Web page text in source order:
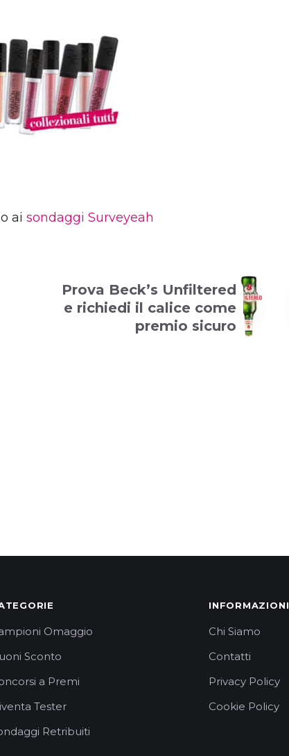
ai sondaggi Surveyeah
Prova Beck’s Unfiltered
e richiedi il calice come
premio sicuro
Omaggio
Sconto
a Premi
Tester
Retribuiti
INFORMAZIONI
Chi Siamo
Contatti
Privacy Policy
Cookie Policy